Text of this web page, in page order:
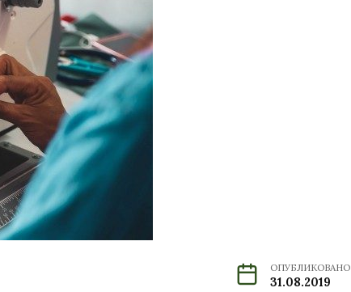
ОПУБЛИКОВАНО
31.08.2019